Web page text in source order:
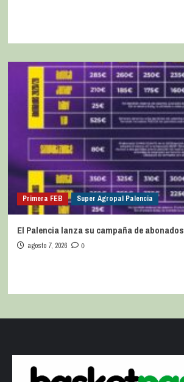
Primera FEB Super Agropal Palencia
El Palencia lanza su campaña de abonados
agosto 7, 2026 0